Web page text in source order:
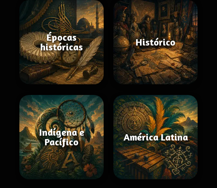
Épocas
históricas
Histórico
Indígena e
Pacífico
América Latina